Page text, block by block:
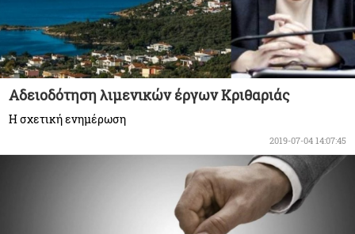
Αδειοδότηση λιμενικών έργων Κριθαριάς
Η σχετική ενημέρωση
2019-07-04 14:07:45